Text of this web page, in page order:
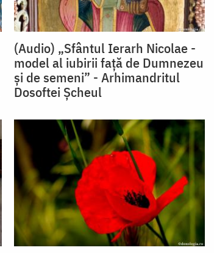
(Audio) „Sfântul Ierarh Nicolae -
model al iubirii faţă de Dumnezeu
şi de semeni” - Arhimandritul
Dosoftei Şcheul